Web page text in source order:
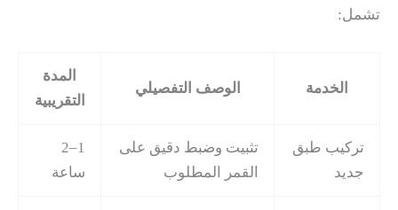
تشمل:
الخدمة الوصف التفصيلي
المدة
التقريبية
تركيب طبق
جديد
تثبيت وضبط دقيق على
القمر المطلوب
1–2
ساعة